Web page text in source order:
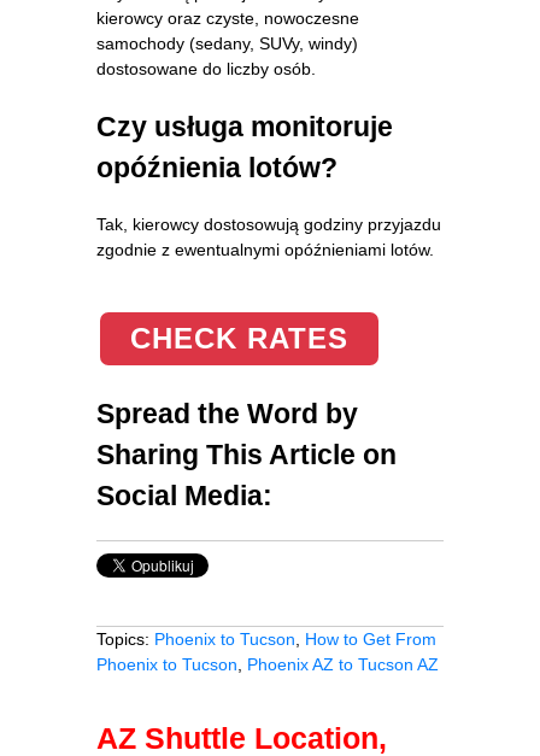
kierowcy oraz czyste, nowoczesne
samochody (sedany, SUVy, windy)
dostosowane do liczby osób.
Czy usługa monitoruje
opóźnienia lotów?
Tak, kierowcy dostosowują godziny przyjazdu
zgodnie z ewentualnymi opóźnieniami lotów.
CHECK RATES
Spread the Word by
Sharing This Article on
Social Media:
Topics: Phoenix to Tucson
How to Get From
Phoenix to Tucson
Phoenix AZ to Tucson AZ
AZ Shuttle Location,